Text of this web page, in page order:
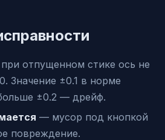
отпущенном стике ось не
Значение ±0.1 в норме
±0.2 — дрейф.
— мусор под кнопкой
повреждение.